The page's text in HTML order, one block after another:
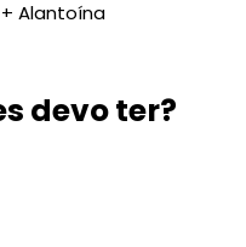
Alantoína
devo ter?